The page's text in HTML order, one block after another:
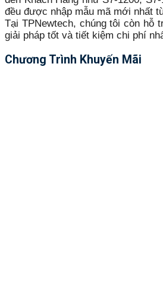
đều được nhập mẫu mã mới nhất
Tại TPNewtech, chúng tôi còn hỗ
giải pháp tốt và tiết kiệm chi phí
Chương Trình Khuyến Mãi